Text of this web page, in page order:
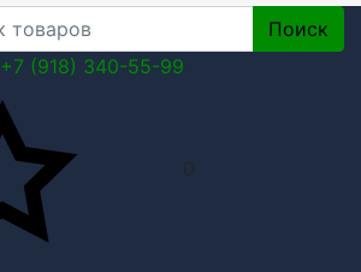
Поиск
+7 (918) 340-55-99
0